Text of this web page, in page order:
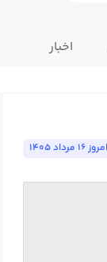
اخبار
امروز ١٦ مرداد ١٤٠٥